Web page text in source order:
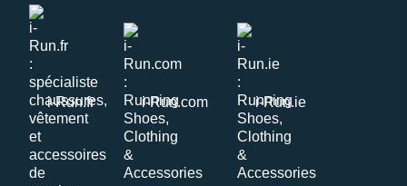
i-Run.fr i-Run.com i-Run.ie